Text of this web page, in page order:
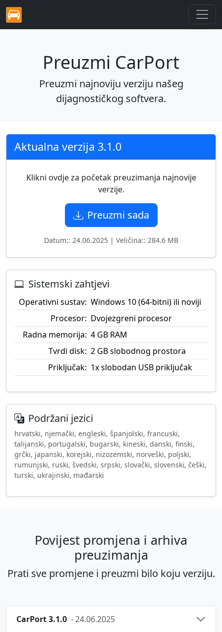
Preuzmi CarPort
Preuzmi najnoviju verziju našeg
dijagnostičkog softvera.
Aktualna verzija 3.1.0
Klikni ovdje za početak preuzimanja najnovije
verzije.
Preuzmi sada
Datum:: 24.06.2025 | Veličina:: 284.6 MB
Sistemski zahtjevi
Operativni sustav: Windows 10 (64-bitni) ili noviji
Procesor: Dvojezgreni procesor
Radna memorija: 4 GB RAM
Tvrdi disk: 2 GB slobodnog prostora
Priključak: 1x slobodan USB priključak
Podržani jezici
hrvatski, njemački, engleski, španjolski, francuski,
talijanski, portugalski, bugarski, kineski, danski, finski,
grčki, japanski, korejski, nizozemski, norveški, poljski,
rumunjski, ruski, švedski, srpski, slovački, slovenski, češki,
turski, ukrajinski, mađarski
Povijest promjena i arhiva
preuzimanja
Prati sve promjene i preuzmi bilo koju verziju.
CarPort 3.1.0 - 24.06.2025